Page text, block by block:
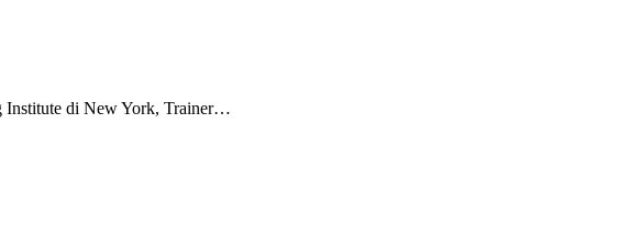
Institute di New York, Trainer…